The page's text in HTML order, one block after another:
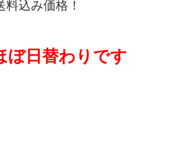
料込み価格！
ぼ日替わりです